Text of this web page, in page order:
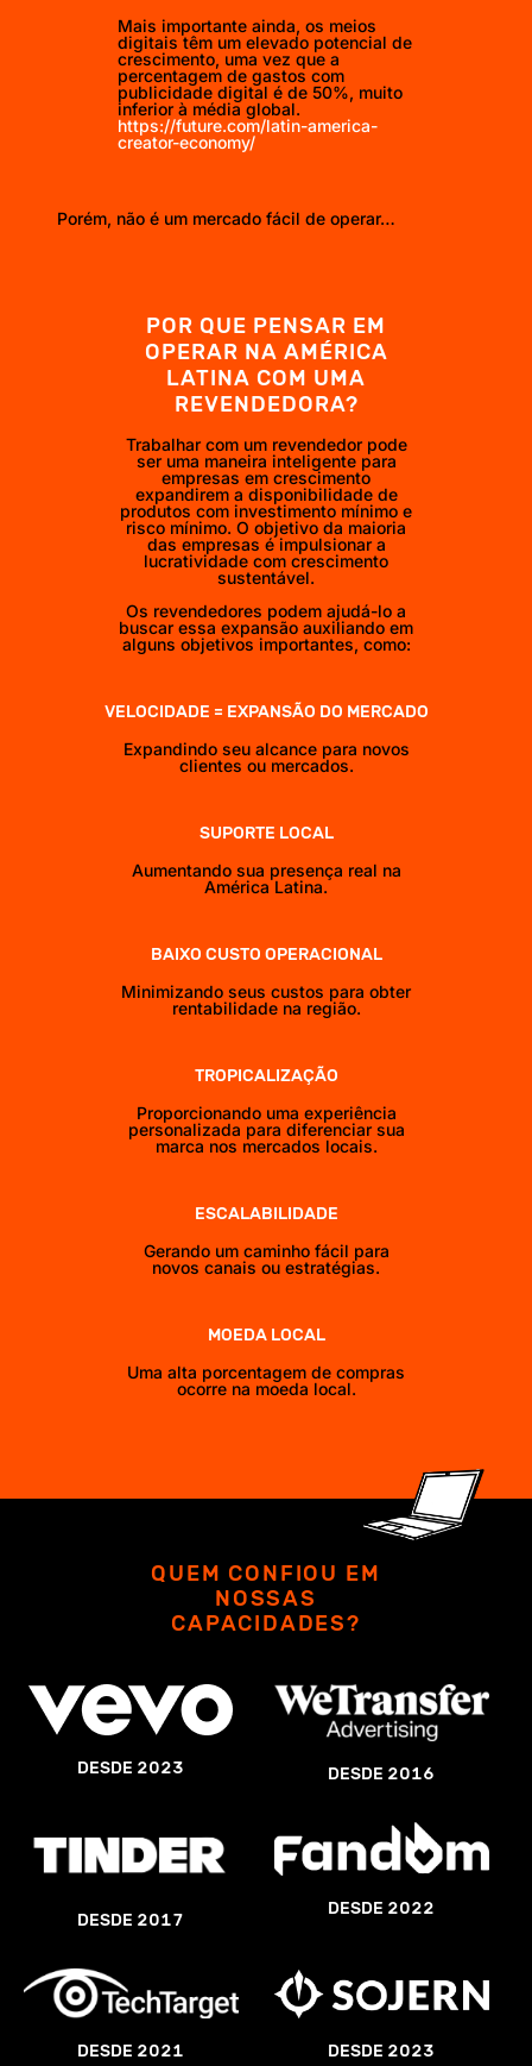
Mais importante ainda, os meios
digitais têm um elevado potencial de
crescimento, uma vez que a
percentagem de gastos com
publicidade digital é de 50%, muito
inferior à média global.
https://future.com/latin-america-
creator-economy/
Porém, não é um mercado fácil de operar…
POR QUE PENSAR EM
OPERAR NA AMÉRICA
LATINA COM UMA
REVENDEDORA?
Trabalhar com um revendedor pode
ser uma maneira inteligente para
empresas em crescimento
expandirem a disponibilidade de
produtos com investimento mínimo e
risco mínimo. O objetivo da maioria
das empresas é impulsionar a
lucratividade com crescimento
sustentável.
Os revendedores podem ajudá-lo a
buscar essa expansão auxiliando em
alguns objetivos importantes, como:
VELOCIDADE = EXPANSÃO DO MERCADO
Expandindo seu alcance para novos
clientes ou mercados.
SUPORTE LOCAL
Aumentando sua presença real na
América Latina.
BAIXO CUSTO OPERACIONAL
Minimizando seus custos para obter
rentabilidade na região.
TROPICALIZAÇÃO
Proporcionando uma experiência
personalizada para diferenciar sua
marca nos mercados locais.
ESCALABILIDADE
Gerando um caminho fácil para
novos canais ou estratégias.
MOEDA LOCAL
Uma alta porcentagem de compras
ocorre na moeda local.
QUEM CONFIOU EM
NOSSAS
CAPACIDADES?
DESDE 2023 DESDE 2016
DESDE 2017
DESDE 2022
DESDE 2021 DESDE 2023